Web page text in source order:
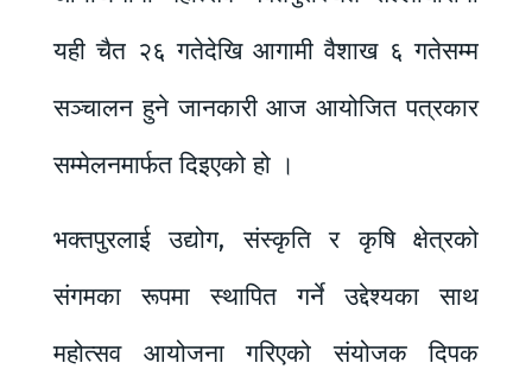
यही चैत २६ गतेदेखि आगामी वैशाख ६ गतेसम्म
सञ्चालन हुने जानकारी आज आयोजित पत्रकार
सम्मेलनमार्फत दिइएको हो ।
भक्तपुरलाई उद्योग, संस्कृति र कृषि क्षेत्रको
संगमका रूपमा स्थापित गर्ने उद्देश्यका साथ
महोत्सव आयोजना गरिएको संयोजक दिपक